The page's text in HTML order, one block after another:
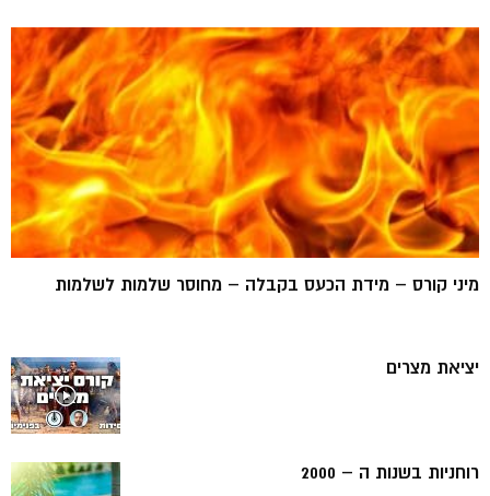
מיני קורס – מידת הכעס בקבלה – מחוסר שלמות לשלמות
יציאת מצרים
רוחניות בשנות ה – 2000